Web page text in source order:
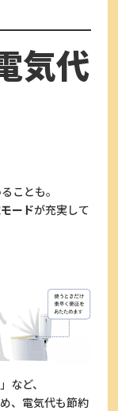
気代
ことも。
ードが充実して
など、
、電気代も節約